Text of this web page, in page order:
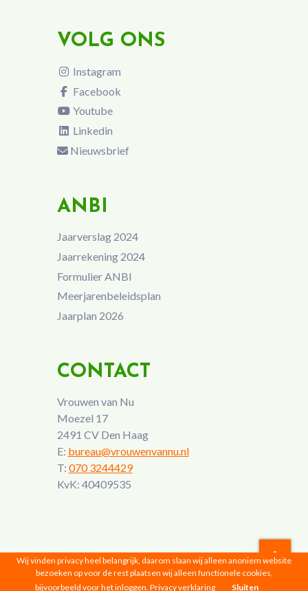
VOLG ONS
Instagram
Facebook
Youtube
Linkedin
Nieuwsbrief
ANBI
Jaarverslag 2024
Jaarrekening 2024
Formulier ANBI
Meerjarenbeleidsplan
Jaarplan 2026
CONTACT
Vrouwen van Nu
Moezel 17
2491 CV Den Haag
E: bureau@vrouwenvannu.nl
T: 070 3244429
KvK: 40409535
Vrouwen van Nu © 2026 |Privacyverklaring
Wij vinden privacy heel belangrijk, daarom slaan wij alleen anoniem website
bezoeken op voor de rest plaatsen wij alleen functionele cookies,
bijvoorbeeld voor het inloggen. Privacy verklaring Sluiten